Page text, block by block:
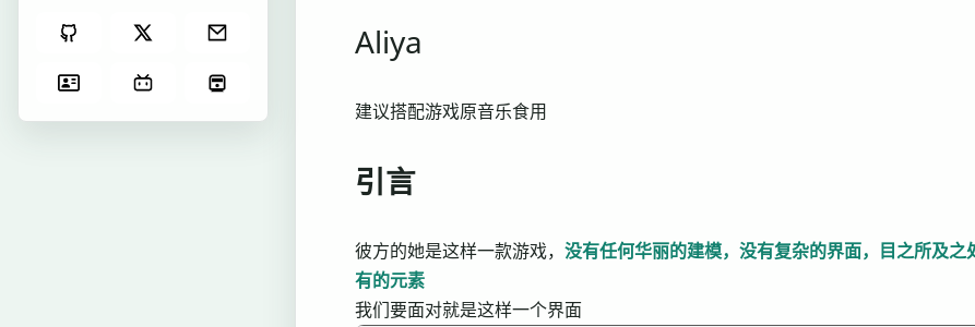
Aliya
建议搭配游戏原音乐食用
引言
彼方的她是这样一款游戏， 没有任何华丽的建模，没有复杂的界面，目之所及之
有的元素
我们要面对就是这样一个界面